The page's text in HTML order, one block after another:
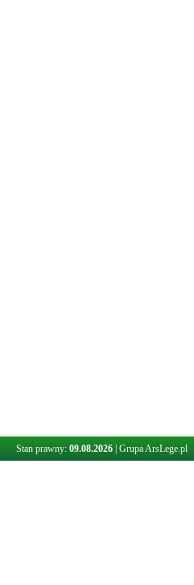
Stan prawny: 09.08.2026 Grupa ArsLege.pl